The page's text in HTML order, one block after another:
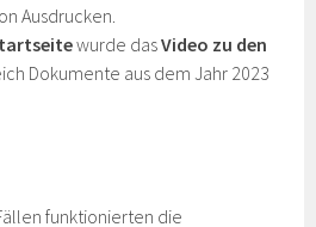
Ausdrucken.
wurde dasVideo zu den
Dokumente aus dem Jahr 2023
funktionierten die